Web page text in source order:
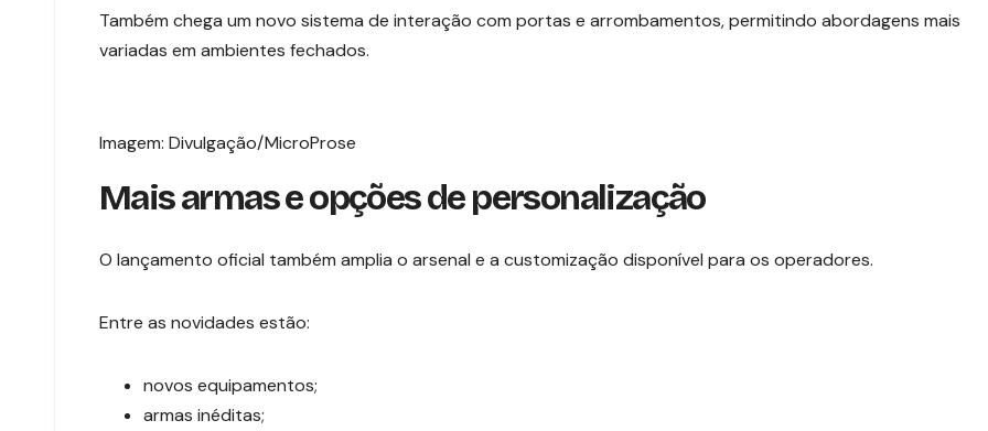
Também chega um novo sistema de interação com portas e arrombamentos, permitindo abordagens mais
variadas em ambientes fechados.
Imagem: Divulgação/MicroProse
Mais armas e opções de personalização
O lançamento oficial também amplia o arsenal e a customização disponível para os operadores.
Entre as novidades estão:
novos equipamentos;
armas inéditas;